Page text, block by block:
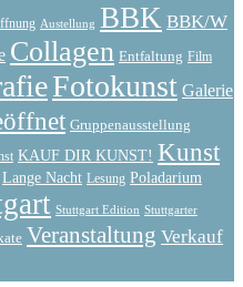
Austellung BBK BBK/W
Collagen Entfaltung Film
Fotokunst Galerie
Gruppenausstellung
KAUF DIR KUNST! Kunst
Lange Nacht Lesung Poladarium
Stuttgart Edition Stuttgarter
Veranstaltung Verkauf